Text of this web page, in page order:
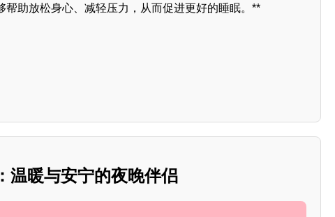
帮助放松身心、减轻压力，从而促进更好的睡眠。**
温暖与安宁的夜晚伴侣